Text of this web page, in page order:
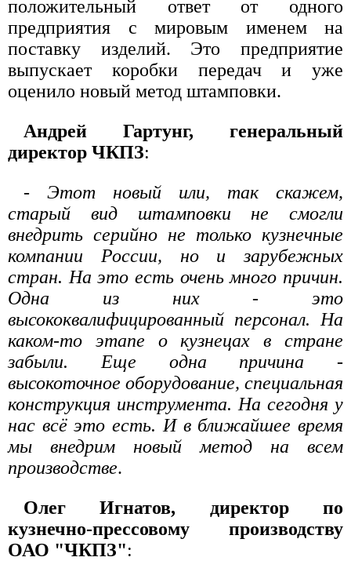
положительный ответ от одного
предприятия с мировым именем на
поставку изделий. Это предприятие
выпускает коробки передач и уже
оценило новый метод штамповки.
Андрей Гартунг, генеральный
директор ЧКПЗ:
- Этот новый или, так скажем,
старый вид штамповки не смогли
внедрить серийно не только кузнечные
компании России, но и зарубежных
стран. На это есть очень много причин.
Одна из них - это
высококвалифицированный персонал. На
каком-то этапе о кузнецах в стране
забыли. Еще одна причина -
высокоточное оборудование, специальная
конструкция инструмента. На сегодня у
нас всё это есть. И в ближайшее время
мы внедрим новый метод на всем
производстве.
Олег Игнатов, директор по
кузнечно-прессовому производству
ОАО "ЧКПЗ":